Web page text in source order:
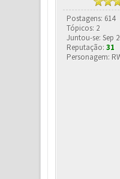
Postagens: 614
Tópicos: 2
Juntou-se: Sep
Reputação:31
Personagem: